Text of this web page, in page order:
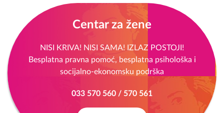
Centar za žene
NISI KRIVA! NISI SAMA! IZLAZ POSTOJI!
Besplatna pravna pomoć, besplatna psihološka i
socijalno-ekonomsku podrška
033 570 560 / 570 561